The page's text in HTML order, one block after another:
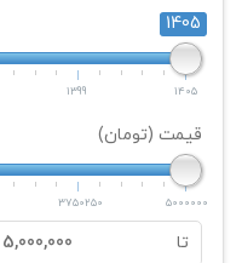
1405
1399 1405
قیمت (تومان)
3750250 5000000
تا 5,000,000